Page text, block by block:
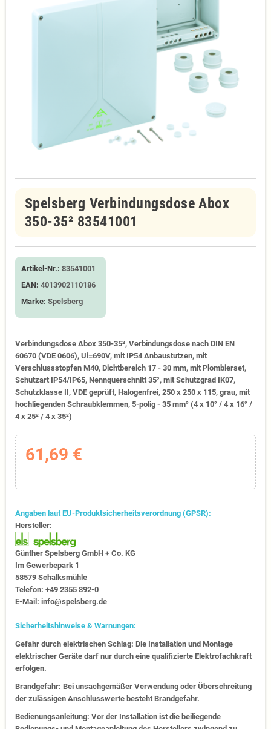
Spelsberg Verbindungsdose Abox
350-35² 83541001
Artikel-Nr.: 83541001
EAN: 4013902110186
Marke: Spelsberg
Verbindungsdose Abox 350-35², Verbindungsdose nach DIN EN
60670 (VDE 0606), Ui=690V, mit IP54 Anbaustutzen, mit
Verschlussstopfen M40, Dichtbereich 17 - 30 mm, mit Plombierset,
Schutzart IP54/IP65, Nennquerschnitt 35², mit Schutzgrad IK07,
Schutzklasse II, VDE geprüft, Halogenfrei, 250 x 250 x 115, grau, mit
hochliegenden Schraubklemmen, 5-polig - 35 mm² (4 x 10² / 4 x 16² /
4 x 25² / 4 x 35²)
61,69 €
Angaben laut EU-Produktsicherheitsverordnung (GPSR):
Hersteller:
Günther Spelsberg GmbH + Co. KG
Im Gewerbepark 1
58579 Schalksmühle
Telefon: +49 2355 892-0
E-Mail: info@spelsberg.de
Sicherheitshinweise & Warnungen:
Gefahr durch elektrischen Schlag: Die Installation und Montage
elektrischer Geräte darf nur durch eine qualifizierte Elektrofachkraft
erfolgen.
Brandgefahr: Bei unsachgemäßer Verwendung oder Überschreitung
der zulässigen Anschlusswerte besteht Brandgefahr.
Bedienungsanleitung: Vor der Installation ist die beiliegende